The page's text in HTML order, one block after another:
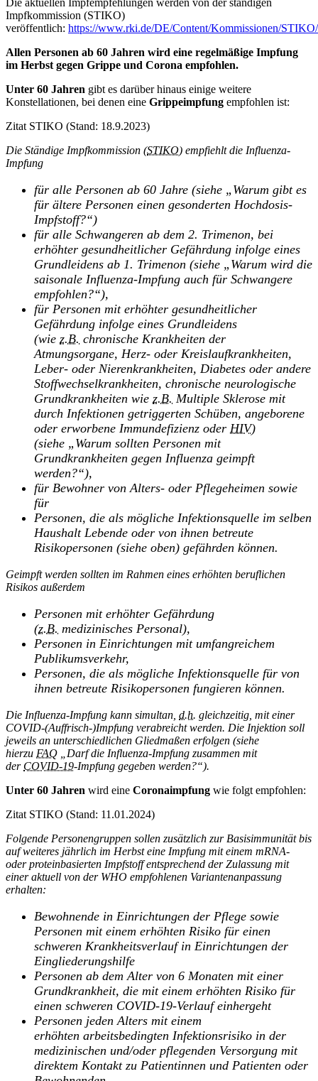
Impfkommission (STIKO)
veröffentlich: https://www.rki.de/DE/Content/Kommissionen/
Allen Personen ab 60 Jahren wird eine regelmäßige Impfung
im Herbst gegen Grippe und Corona empfohlen.
Unter 60 Jahren gibt es darüber hinaus einige weitere
Konstellationen, bei denen eine Grippeimpfung empfohlen ist:
Zitat STIKO (Stand: 18.9.2023)
Die Ständige Impfkommission (STIKO) empfiehlt die Influenza-
Impfung
für alle Personen ab 60 Jahre (siehe „Warum gibt es
für ältere Personen einen gesonderten Hochdosis-
Impfstoff?“)
für alle Schwangeren ab dem 2. Trimenon, bei
erhöhter gesundheitlicher Gefährdung infolge eines
Grundleidens ab 1. Trimenon (siehe „Warum wird die
saisonale Influenza-Impfung auch für Schwangere
empfohlen?“),
für Personen mit erhöhter gesundheitlicher
Gefährdung infolge eines Grundleidens
(wie z.B. chronische Krankheiten der
Atmungsorgane, Herz- oder Kreislaufkrankheiten,
Leber- oder Nierenkrankheiten, Diabetes oder andere
Stoffwechselkrankheiten, chronische neurologische
Grundkrankheiten wie z.B. Multiple Sklerose mit
durch Infektionen getriggerten Schüben, angeborene
oder erworbene Immundefizienz oder HIV)
(siehe „Warum sollten Personen mit
Grundkrankheiten gegen Influenza geimpft
werden?“),
für Bewohner von Alters- oder Pflegeheimen sowie
für
Personen, die als mögliche Infektionsquelle im selben
Haushalt Lebende oder von ihnen betreute
Risikopersonen (siehe oben) gefährden können.
Geimpft werden sollten im Rahmen eines erhöhten beruflichen
Risikos außerdem
Personen mit erhöhter Gefährdung
(z.B. medizinisches Personal),
Personen in Einrichtungen mit umfangreichem
Publikumsverkehr,
Personen, die als mögliche Infektionsquelle für von
ihnen betreute Risikopersonen fungieren können.
Die Influenza-Impfung kann simultan, d.h. gleichzeitig, mit einer
COVID-(Auffrisch-)Impfung verabreicht werden. Die Injektion soll
jeweils an unterschiedlichen Gliedmaßen erfolgen (siehe
hierzu FAQ „Darf die Influenza-Impfung zusammen mit
der COVID-19-Impfung gegeben werden?“).
Unter 60 Jahren wird eine Coronaimpfung wie folgt empfohlen:
Zitat STIKO (Stand: 11.01.2024)
Folgende Personengruppen sollen zusätzlich zur Basisimmunität bis
auf weiteres jährlich im Herbst eine Impfung mit einem mRNA-
oder proteinbasierten Impfstoff entsprechend der Zulassung mit
einer aktuell von der WHO empfohlenen Variantenanpassung
erhalten:
Bewohnende in Einrichtungen der Pflege sowie
Personen mit einem erhöhten Risiko für einen
schweren Krankheitsverlauf in Einrichtungen der
Eingliederungshilfe
Personen ab dem Alter von 6 Monaten mit einer
Grundkrankheit, die mit einem erhöhten Risiko für
einen schweren COVID-19-Verlauf einhergeht
Personen jeden Alters mit einem
erhöhten arbeitsbedingten Infektionsrisiko in der
medizinischen und/oder pflegenden Versorgung mit
direktem Kontakt zu Patientinnen und Patienten oder